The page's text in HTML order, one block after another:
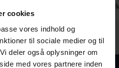
cookies
vores indhold og
til sociale medier og til
deler også oplysninger om
med vores partnere inden